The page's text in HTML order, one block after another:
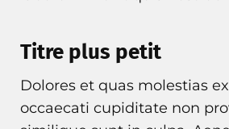
Titre plus petit
Dolores et quas molestias
occaecati cupiditate non